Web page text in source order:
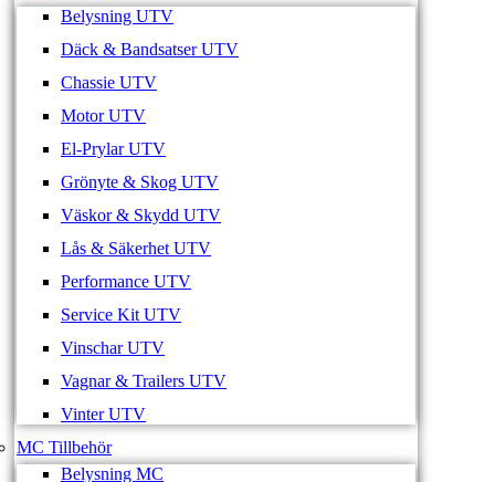
Belysning UTV
Däck & Bandsatser UTV
Chassie UTV
Motor UTV
El-Prylar UTV
Grönyte & Skog UTV
Väskor & Skydd UTV
Lås & Säkerhet UTV
Performance UTV
Service Kit UTV
Vinschar UTV
Vagnar & Trailers UTV
Vinter UTV
MC Tillbehör
Belysning MC